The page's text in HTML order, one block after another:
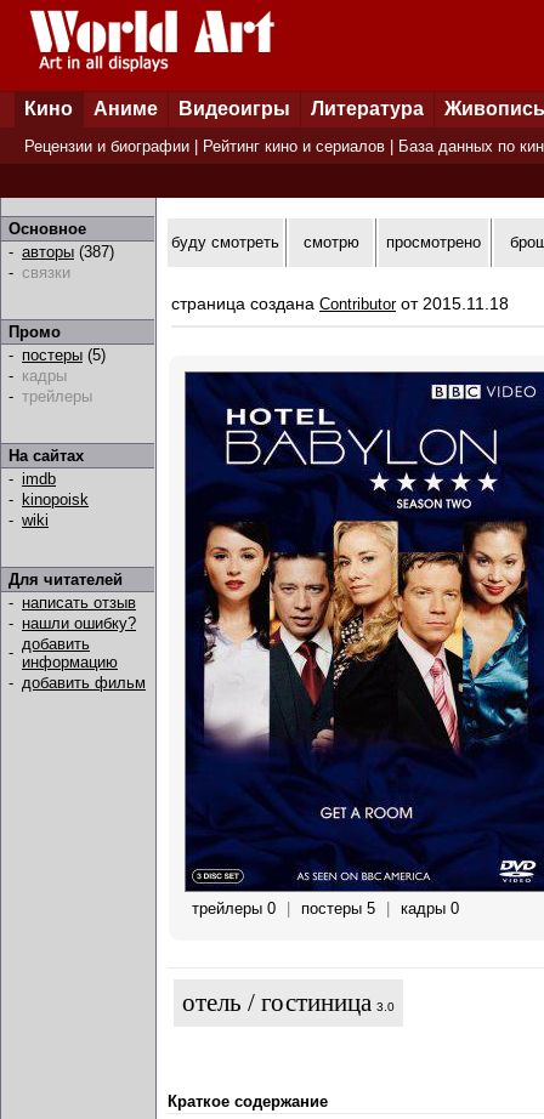
Кино Аниме Видеоигры Литература Живопись
Рецензии и биографии Рейтинг кино и сериалов База данных по
Основное
- авторы (387)
- связки
Промо
- постеры (5)
- кадры
- трейлеры
На сайтах
- imdb
- kinopoisk
- wiki
Для читателей
- написать отзыв
- нашли ошибку?
- добавить
информацию
- добавить фильм
буду смотреть смотрю просмотрено
страница создана Contributorот 2015.11.18
трейлеры 0 постеры 5 кадры 0
отель / гостиница 3.0
Краткое содержание